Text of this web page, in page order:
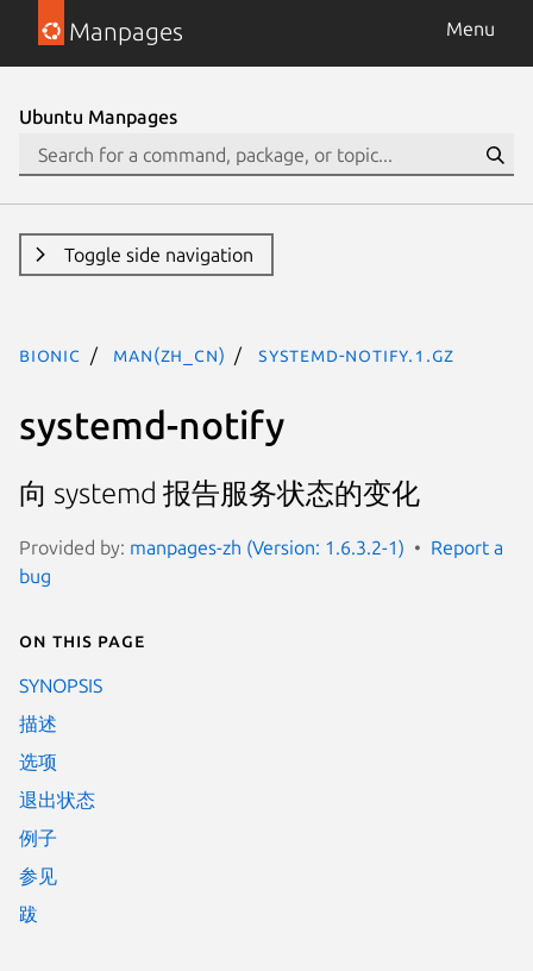
Manpages Menu
Ubuntu Manpages
Toggle side navigation
bionic man(zh_CN) systemd-notify.1.gz
systemd-notify
向 systemd 报告服务状态的变化
Provided by: manpages-zh (Version: 1.6.3.2-1)
Report a
bug
On this page
SYNOPSIS
描述
选项
退出状态
例子
参见
跋